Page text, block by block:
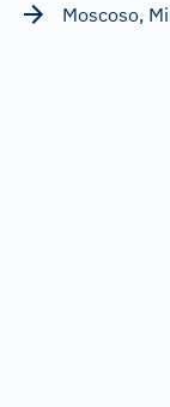
Moscoso,